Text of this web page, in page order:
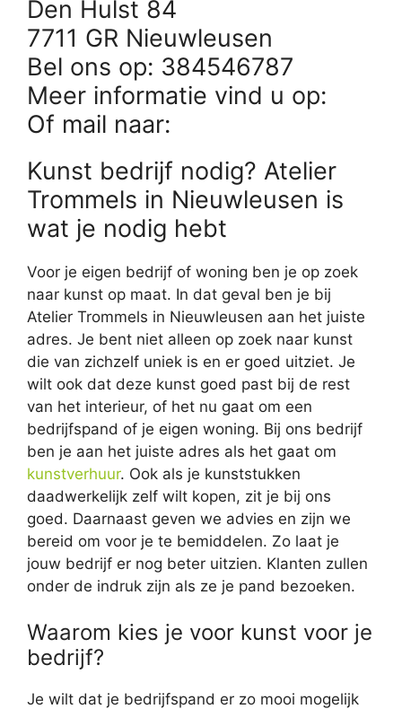
Den Hulst 84
7711 GR Nieuwleusen
Bel ons op: 384546787
Meer informatie vind u op:
Of mail naar:
Kunst bedrijf nodig? Atelier
Trommels in Nieuwleusen is
wat je nodig hebt
Voor je eigen bedrijf of woning ben je op zoek
naar kunst op maat. In dat geval ben je bij
Atelier Trommels in Nieuwleusen aan het juiste
adres. Je bent niet alleen op zoek naar kunst
die van zichzelf uniek is en er goed uitziet. Je
wilt ook dat deze kunst goed past bij de rest
van het interieur, of het nu gaat om een
bedrijfspand of je eigen woning. Bij ons bedrijf
ben je aan het juiste adres als het gaat om
kunstverhuur. Ook als je kunststukken
daadwerkelijk zelf wilt kopen, zit je bij ons
goed. Daarnaast geven we advies en zijn we
bereid om voor je te bemiddelen. Zo laat je
jouw bedrijf er nog beter uitzien. Klanten zullen
onder de indruk zijn als ze je pand bezoeken.
Waarom kies je voor kunst voor je
bedrijf?
Je wilt dat je bedrijfspand er zo mooi mogelijk